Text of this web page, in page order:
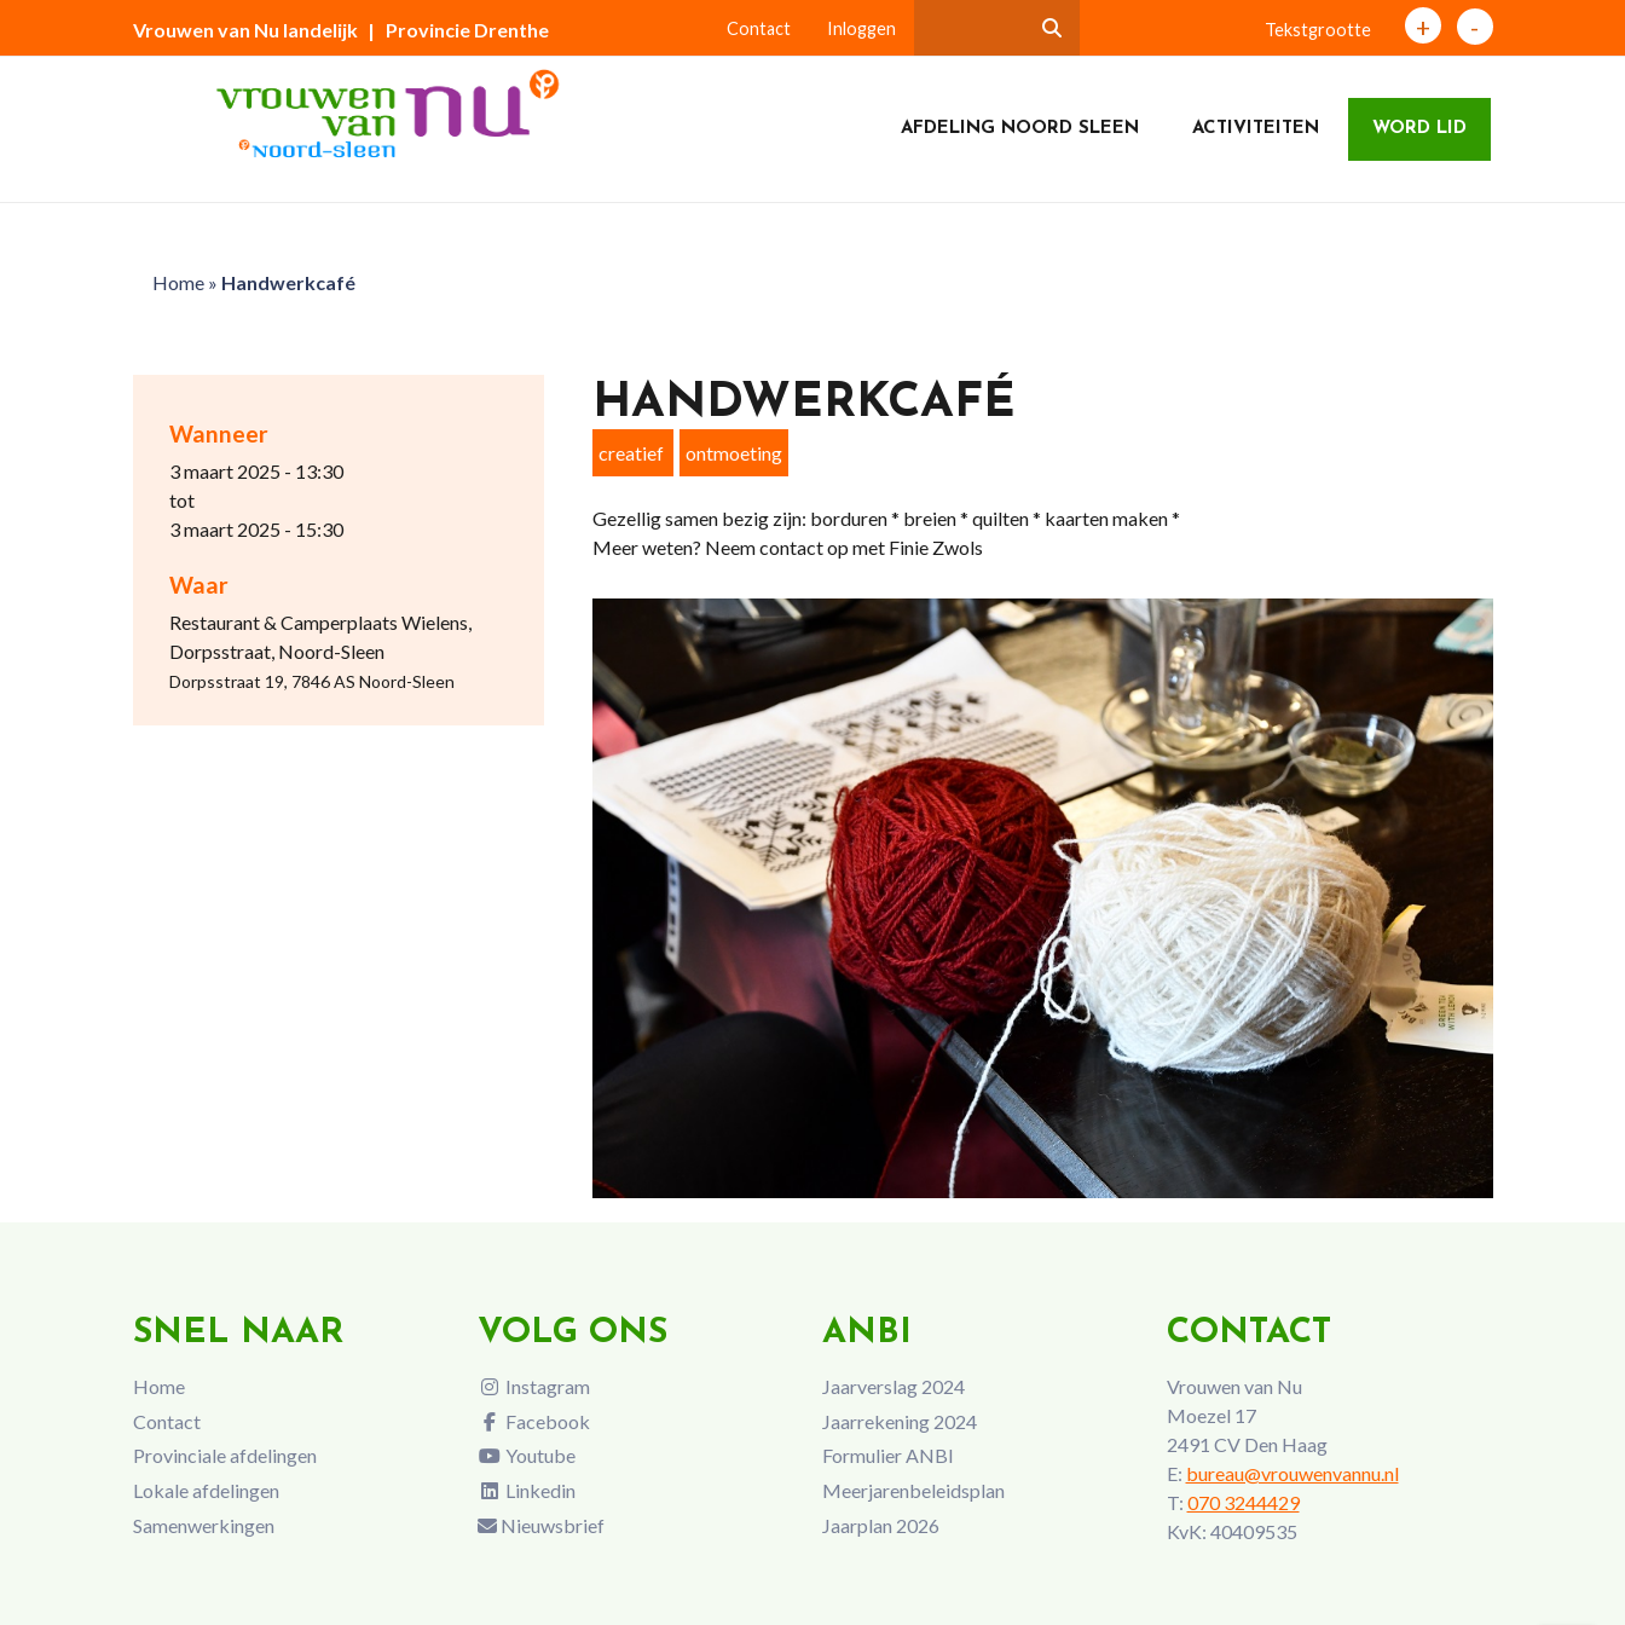
Vrouwen van Nu landelijk | Provincie Drenthe Contact Inloggen Tekstgrootte + -
AFDELING NOORD SLEEN ACTIVITEITEN WORD LID
Home» Handwerkcafé
Wanneer
3 maart 2025 - 13:30
tot
3 maart 2025 - 15:30
Waar
Restaurant & Camperplaats Wielens,
Dorpsstraat, Noord-Sleen
Dorpsstraat 19, 7846 AS Noord-Sleen
HANDWERKCAFÉ
creatief ontmoeting
Gezellig samen bezig zijn: borduren * breien * quilten * kaarten maken *
Meer weten? Neem contact op met Finie Zwols
SNEL NAAR
Home
Contact
Provinciale afdelingen
Lokale afdelingen
Samenwerkingen
VOLG ONS
Instagram
Facebook
Youtube
Linkedin
Nieuwsbrief
ANBI
Jaarverslag 2024
Jaarrekening 2024
Formulier ANBI
Meerjarenbeleidsplan
Jaarplan 2026
CONTACT
Vrouwen van Nu
Moezel 17
2491 CV Den Haag
E: bureau@vrouwenvannu.nl
T: 070 3244429
KvK: 40409535